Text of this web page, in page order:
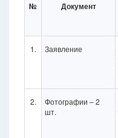
№ Документ
1. Заявление
2.
Фотографии – 2
шт.